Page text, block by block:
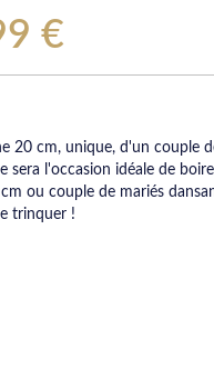
€
20 cm, unique, d'un couple
sera l'occasion idéale de
ou couple de mariés
trinquer !